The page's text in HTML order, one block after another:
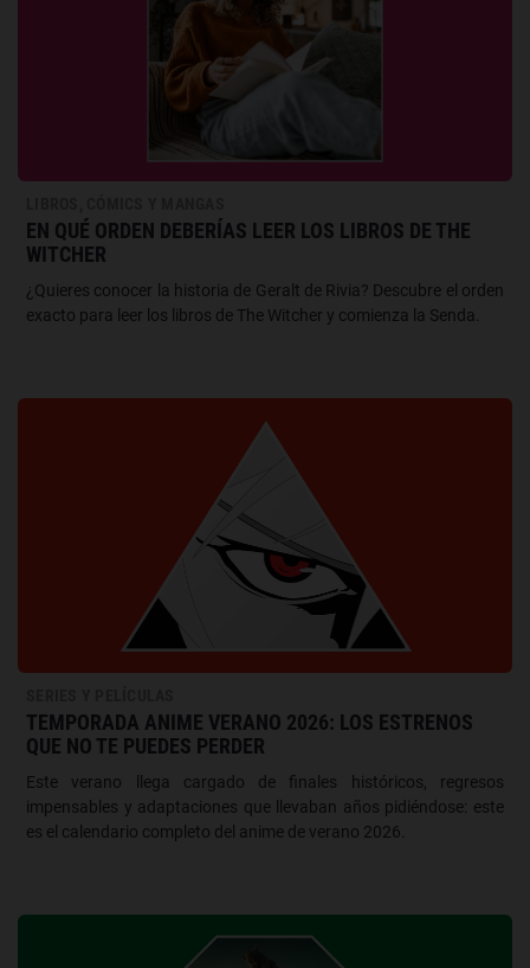
EN QUÉ ORDEN DEBERÍAS LEER LOS LIBROS DE THE
WITCHER
¿Quieres conocer la historia de Geralt de Rivia? Descubre el orden
exacto para leer los libros de The Witcher y comienza la Senda.
TEMPORADA ANIME VERANO 2026: LOS ESTRENOS
QUE NO TE PUEDES PERDER
Este verano llega cargado de finales históricos, regresos
impensables y adaptaciones que llevaban años pidiéndose: este
es el calendario completo del anime de verano 2026.